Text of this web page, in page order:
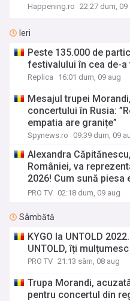
Happening.ro 22:27 dum, 09
Ieri
Peste 135.000 de
festivalului în cea de-a
Replica 16:01 dum, 09 aug
Mesajul trupei
concertului în Rusia:
empatia are granițe”
Spynews.ro 09:39 dum, 09
Alexandra
României, va
2026! Cum sună piesa
melodie rock”
PRO TV 02:18 dum, 09 aug
Sâmbătă
KYGO la UNTOLD
UNTOLD, îți
PRO TV 21:13 sâm, 08 aug
Trupa Morandi,
pentru concertul din